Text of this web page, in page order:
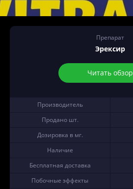
Препарат
Эрексир
Читать обзор
Производитель
Продано шт.
Дозировка в мг.
Наличие
Бесплатная доставка
Побочные эффекты